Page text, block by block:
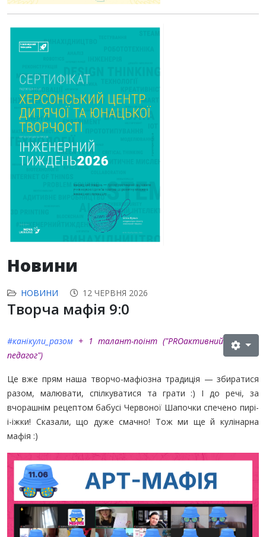
Новини
НОВИНИ 12 ЧЕРВНЯ 2026
Творча мафія 9:0
#канікули_разом + 1 талант-поінт ("PROактивний
педагог")
Це вже прям наша творчо-мафіозна традиція — збиратися
разом, малювати, спілкуватися та грати :) І до речі, за
вчорашнім рецептом бабусі Червоної Шапочки спечено пирі-
і-іжки! Сказали, що дуже смачно! Тож ми ще й кулінарна
мафія :)